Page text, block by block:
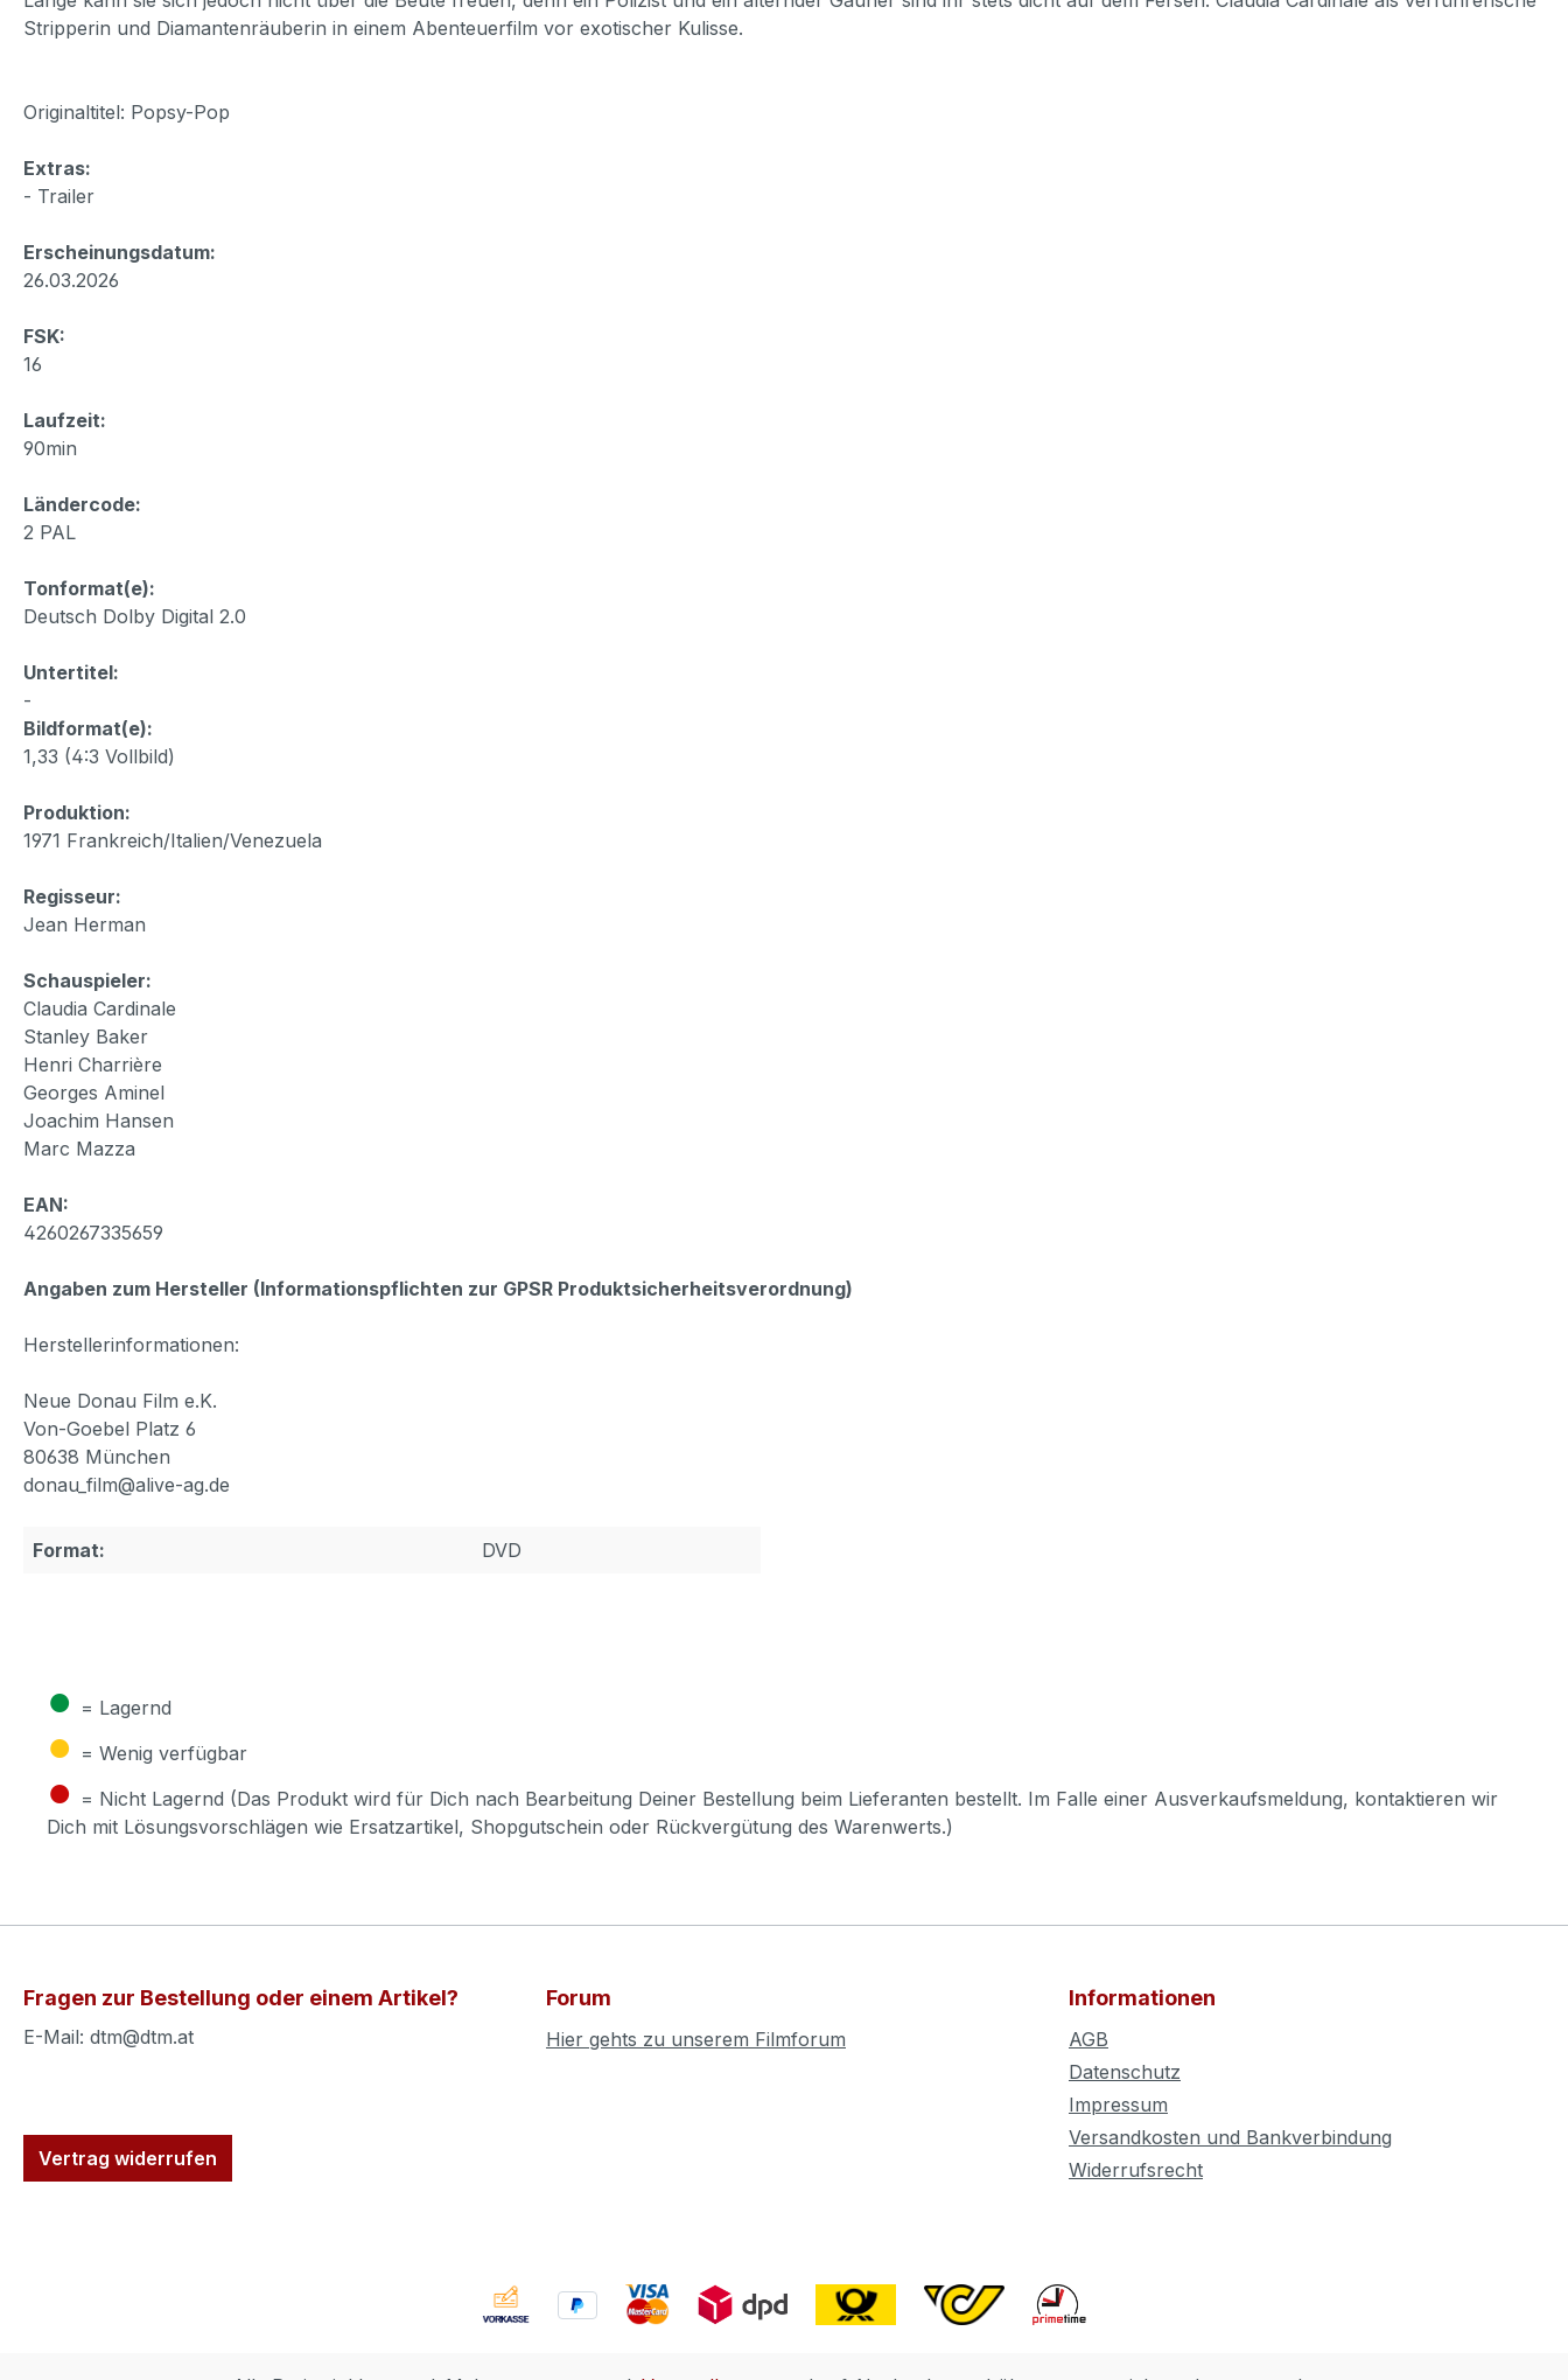
Stripperin und Diamantenräuberin in einem Abenteuerfilm vor exotischer Kulisse.
Originaltitel: Popsy-Pop
Extras:
- Trailer
Erscheinungsdatum:
26.03.2026
FSK:
16
Laufzeit:
90min
Ländercode:
2 PAL
Tonformat(e):
Deutsch Dolby Digital 2.0
Untertitel:
-
Bildformat(e):
1,33 (4:3 Vollbild)
Produktion:
1971 Frankreich/Italien/Venezuela
Regisseur:
Jean Herman
Schauspieler:
Claudia Cardinale
Stanley Baker
Henri Charrière
Georges Aminel
Joachim Hansen
Marc Mazza
EAN:
4260267335659
Angaben zum Hersteller (Informationspflichten zur GPSR Produktsicherheitsverordnung)
Herstellerinformationen:
Neue Donau Film e.K.
Von-Goebel Platz 6
80638 München
donau_film@alive-ag.de
Format: DVD
● = Lagernd
● = Wenig verfügbar
● = Nicht Lagernd (Das Produkt wird für Dich nach Bearbeitung Deiner Bestellung beim Lieferanten bestellt. Im Falle einer Ausverkaufsmeldung, kontaktieren wir
Dich mit Lösungsvorschlägen wie Ersatzartikel, Shopgutschein oder Rückvergütung des Warenwerts.)
Fragen zur Bestellung oder einem Artikel?
E-Mail: dtm@dtm.at
Vertrag widerrufen
Forum
Hier gehts zu unserem Filmforum
Informationen
AGB
Datenschutz
Impressum
Versandkosten und Bankverbindung
Widerrufsrecht